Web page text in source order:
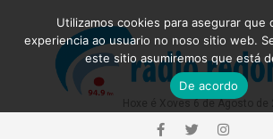
Utilizamos cookies para asegurar que
experiencia ao usuario no noso sitio web.
este sitio asumiremos que está
De acordo